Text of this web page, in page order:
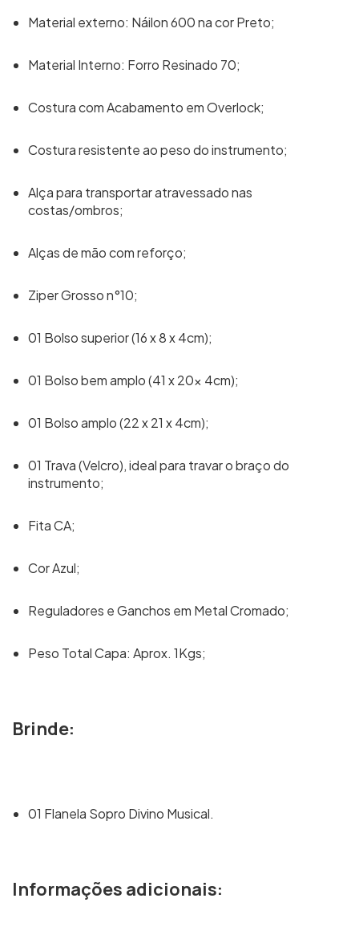
Material externo: Náilon 600 na cor Preto;
Material Interno: Forro Resinado 70;
Costura com Acabamento em Overlock;
Costura resistente ao peso do instrumento;
Alça para transportar atravessado nas
costas/ombros;
Alças de mão com reforço;
Ziper Grosso n°10;
01 Bolso superior (16 x 8 x 4cm);
01 Bolso bem amplo (41 x 20x 4cm);
01 Bolso amplo (22 x 21 x 4cm);
01 Trava (Velcro), ideal para travar o braço do
instrumento;
Fita CA;
Cor Azul;
Reguladores e Ganchos em Metal Cromado;
Peso Total Capa: Aprox. 1Kgs;
Brinde:
01 Flanela Sopro Divino Musical.
Informações adicionais: